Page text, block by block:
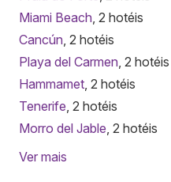
Miami Beach , 2 hotéis
Cancún , 2 hotéis
Playa del Carmen , 2 hotéis
Hammamet , 2 hotéis
Tenerife , 2 hotéis
Morro del Jable , 2 hotéis
Ver mais